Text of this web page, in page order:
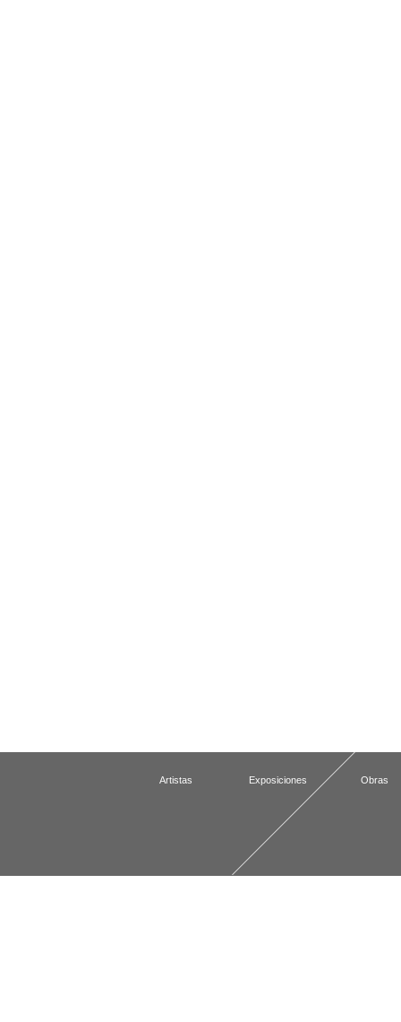
Artistas Exposiciones Obras